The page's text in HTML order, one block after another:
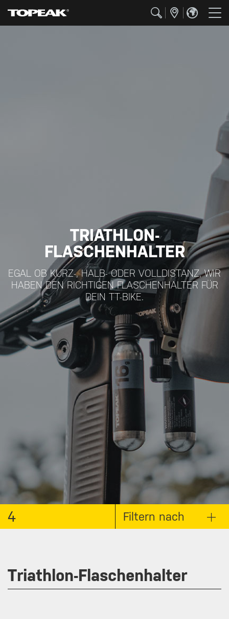
TRIATHLON-
FLASCHENHALTER
EGAL OB KURZ-, HALB- ODER VOLLDISTANZ, WIR
HABEN DEN RICHTIGEN FLASCHENHALTER FÜR
DEIN TT-BIKE.
4 Filtern nach
Triathlon-Flaschenhalter